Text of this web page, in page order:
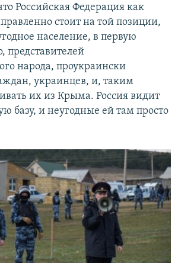
Российская Федерация как
стоит на той позиции,
население, в первую
представителей
народа, проукраински
украинцев, и, таким
их из Крыма. Россия видит
базу, и неугодные ей там просто